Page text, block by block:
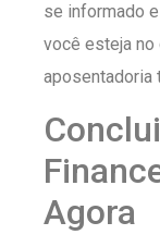
se informado
você esteja no
aposentadoria
Agora